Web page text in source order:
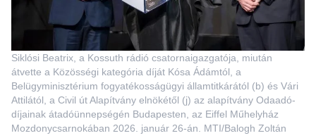
Siklósi Beatrix, a Kossuth rádió csatornaigazgatója, miután
átvette a Közösségi kategória díját Kósa Ádámtól, a
Belügyminisztérium fogyatékosságügyi államtitkárától (b) és Vári
Attilától, a Civil út Alapítvány elnökétől (j) az alapítvány Odaadó-
díjainak átadóünnepségén Budapesten, az Eiffel Műhelyház
Mozdonycsarnokában 2026. január 26-án. MTI/Balogh Zoltán